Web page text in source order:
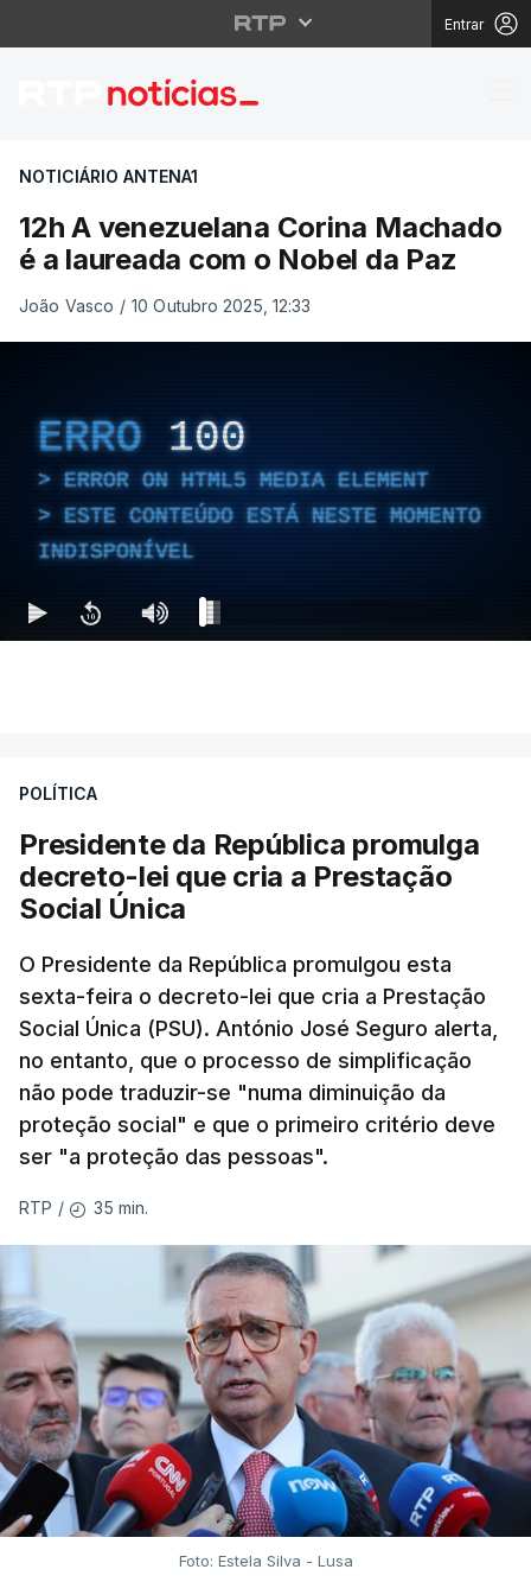
Entrar
12h A venezuelana
NOTICIÁRIO ANTENA1
12h A venezuelana Corina Machado
é a laureada com o Nobel da Paz
João Vasco / 10 Outubro 2025, 12:33
ERRO 100
ERROR ON HTML5 MEDIA ELEMENT
ESTE CONTEÚDO ESTÁ NESTE MOMENTO
INDISPONÍVEL
POLÍTICA
Presidente da República promulga
decreto-lei que cria a Prestação
Social Única
O Presidente da República promulgou esta
sexta-feira o decreto-lei que cria a Prestação
Social Única (PSU). António José Seguro alerta,
no entanto, que o processo de simplificação
não pode traduzir-se "numa diminuição da
proteção social" e que o primeiro critério deve
ser "a proteção das pessoas".
RTP / 35 min.
Foto: Estela Silva - Lusa